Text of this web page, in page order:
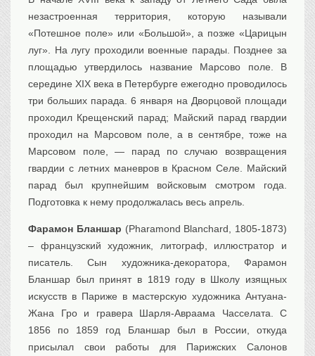
незастроенная территория, которую называли
«Потешное поле» или «Большой», а позже «Царицын
луг». На лугу проходили военные парады. Позднее за
площадью утвердилось название Марсово поле. В
середине XIX века в Петербурге ежегодно проводилось
три больших парада. 6 января на Дворцовой площади
проходил Крещенский парад; Майский парад гвардии
проходил на Марсовом поле, а в сентябре, тоже на
Марсовом поле, — парад по случаю возвращения
гвардии с летних маневров в Красном Селе. Майский
парад был крупнейшим войсковым смотром года.
Подготовка к нему продолжалась весь апрель.
Фарамон Бланшар (Pharamond Blanchard, 1805-1873)
– французский художник, литограф, иллюстратор и
писатель. Сын художника-декоратора, Фарамон
Бланшар был принят в 1819 году в Школу изящных
искусств в Париже в мастерскую художника Антуана-
Жана Гро и гравера Шарля-Авраама Часселата. С
1856 по 1859 год Бланшар был в России, откуда
присылал свои работы для Парижских Салонов